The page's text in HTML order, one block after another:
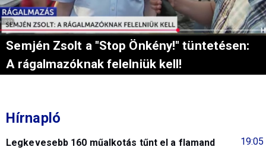
Semjén Zsolt a "Stop Önkény!" tüntetésen:
A rágalmazóknak felelniük kell!
Hírnapló
19:05
Legkevesebb 160 műalkotás tűnt el a flamand